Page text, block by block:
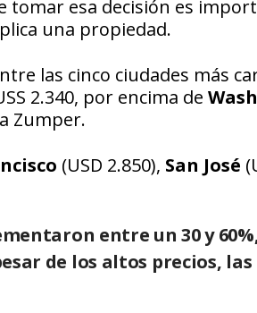
tomar esa decisión es
una propiedad.
las cinco ciudades más
2.340, por encima de
Zumper.
(USD 2.850), San José
entre un 30 y
de los altos precios, las